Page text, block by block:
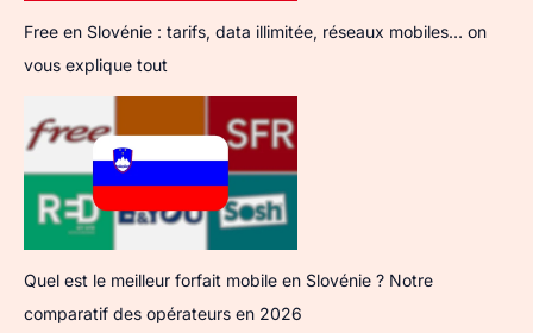
Free en Slovénie : tarifs, data illimitée, réseaux mobiles… on
vous explique tout
Quel est le meilleur forfait mobile en Slovénie ? Notre
comparatif des opérateurs en 2026